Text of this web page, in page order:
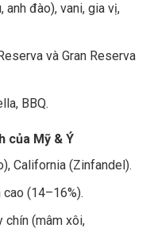
anh đào), vani, gia vị,
và Gran Reserva
BBQ.
của Mỹ & Ý
California (Zinfandel).
cao (14–16%).
chín (mâm xôi,